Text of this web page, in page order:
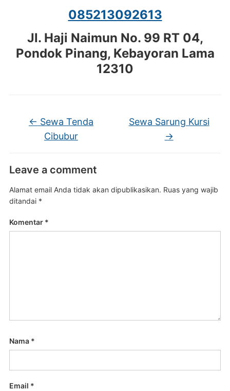
085213092613
Jl. Haji Naimun No. 99 RT 04,
Pondok Pinang, Kebayoran Lama
12310
← Sewa Tenda
Cibubur
Sewa Sarung Kursi
→
Leave a comment
Alamat email Anda tidak akan dipublikasikan. Ruas yang wajib
ditandai *
Komentar *
Nama *
Email *